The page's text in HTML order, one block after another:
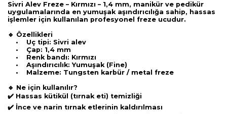
Sivri Alev Freze – Kırmızı – 1,4 mm, manikür ve pedikür
uygulamalarında en yumuşak aşındırıcılığa sahip, hassas
işlemler için kullanılan profesyonel freze ucudur.
🔹 Özellikleri
• Uç tipi: Sivri alev
• Çap: 1,4 mm
• Renk bandı: Kırmızı
• Aşındırıcılık: Yumuşak (Fine)
• Malzeme: Tungsten karbür / metal freze
🔹 Ne için kullanılır?
✔️ Hassas kütikül (tırnak eti) temizliği
✔️ İnce ve narin tırnak etlerinin kaldırılması